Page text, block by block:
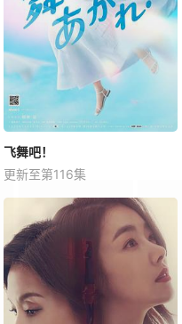
飞舞吧！
更新至第116集